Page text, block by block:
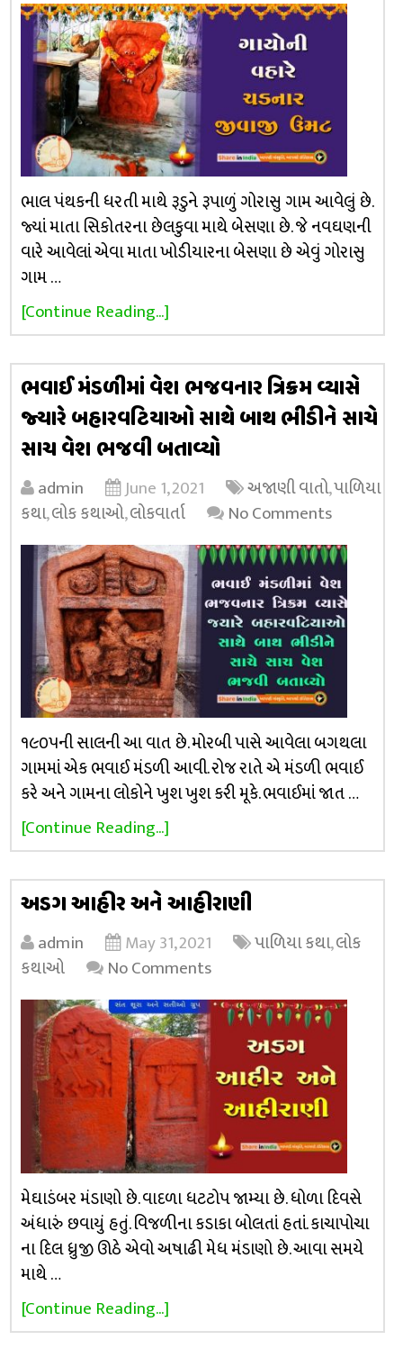
ભાલ પંથકની ધરતી માથે રૂડુને રૂપાળું ગોરાસુ ગામ આવેલું છે.
જ્યાં માતા સિકોતરના છેલકુવા માથે બેસણા છે. જે નવઘણની
વારે આવેલાં એવા માતા ખોડીયારના બેસણા છે એવું ગોરાસુ
ગામ …
[Continue Reading...]
ભવાઈ મંડળીમાં વેશ ભજવનાર ત્રિક્રમ વ્યાસે
જ્યારે બહારવટિયાઓ સાથે બાથ ભીડીને સાચે
સાચ વેશ ભજવી બતાવ્યો
admin June 1, 2021 અજાણી વાતો,પાળિયા
કથા,લોક કથાઓ,લોકવાર્તા No Comments
૧૯૦૫ની સાલની આ વાત છે. મોરબી પાસે આવેલા બગથલા
ગામમાં એક ભવાઈ મંડળી આવી. રોજ રાતે એ મંડળી ભવાઈ
કરે અને ગામના લોકોને ખુશ ખુશ કરી મૂકે. ભવાઈમાં જાત …
[Continue Reading...]
અડગ આહીર અને આહીરાણી
admin May 31, 2021 પાળિયા કથા,લોક
કથાઓ
No Comments
મેઘાડંબર મંડાણો છે. વાદળા ધટટોપ જામ્યા છે. ધોળા દિવસે
અંધારું છવાયું હતું. વિજળીના કડાકા બોલતાં હતાં. કાચાપોચા
ના દિલ ધ્રુજી ઊઠે એવો અષાઢી મેધ મંડાણો છે. આવા સમયે
માથે …
[Continue Reading...]